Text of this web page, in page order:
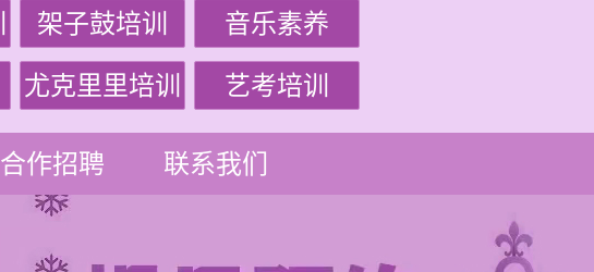
架子鼓培训 音乐素养
尤克里里培训 艺考培训
合作招聘 联系我们